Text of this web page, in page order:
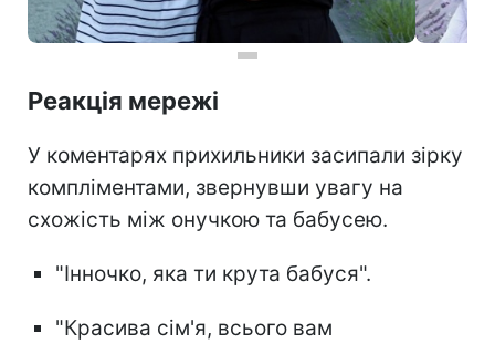
Реакція мережі
У коментарях прихильники засипали зірку
компліментами, звернувши увагу на
схожість між онучкою та бабусею.
"Інночко, яка ти крута бабуся".
"Красива сім'я, всього вам